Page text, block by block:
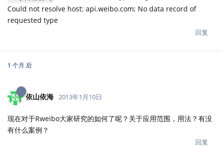
Could not resolve host: api.weibo.com; No data record of
requested type
回复
1 个月 后
依山依海 2013年1月10日
现在对于Rweibo大家研究的如何了呢？关于应用范围，用法？有没
有什么案例？
回复